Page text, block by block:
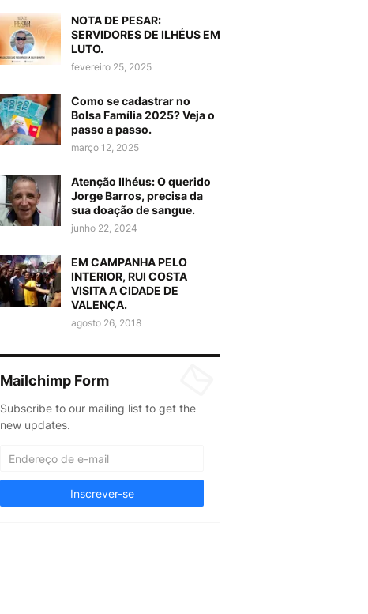
NOTA DE PESAR:
SERVIDORES DE ILHÉUS EM
LUTO.
fevereiro 25, 2025
Como se cadastrar no
Bolsa Família 2025? Veja o
passo a passo.
março 12, 2025
Atenção Ilhéus: O querido
Jorge Barros, precisa da
sua doação de sangue.
junho 22, 2024
EM CAMPANHA PELO
INTERIOR, RUI COSTA
VISITA A CIDADE DE
VALENÇA.
agosto 26, 2018
Mailchimp Form
Subscribe to our mailing list to get the
new updates.